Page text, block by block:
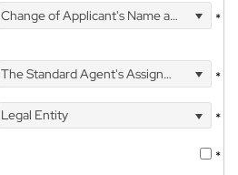
Change of Applicant's Name and Address *
The Standard Agent's Assignment
*
Legal Entity
*
*